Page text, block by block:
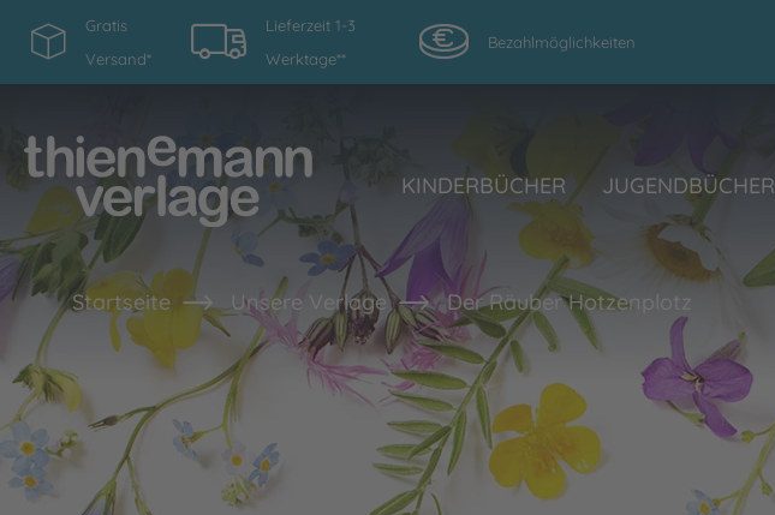
Gratis
Versand*
Lieferzeit 1-3
Werktage**
Bezahlmöglichkeiten
KINDERBÜCHER JUGENDBÜCHER
Startseite Unsere Verlage Der Räuber Hotzenplotz